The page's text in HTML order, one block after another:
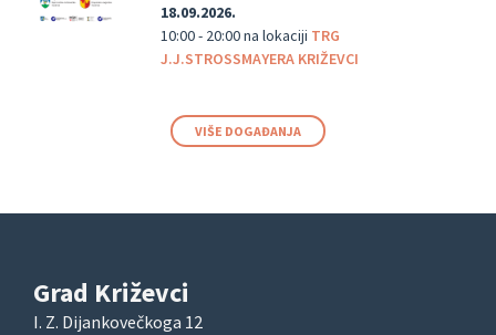
18.09.2026.
10:00 - 20:00na lokaciji TRG
J.J.STROSSMAYERA KRIŽEVCI
VIŠE DOGAĐANJA
Grad Križevci
I. Z. Dijankovečkoga 12